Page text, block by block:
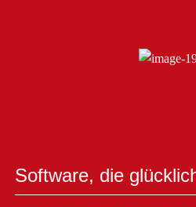
Software, die